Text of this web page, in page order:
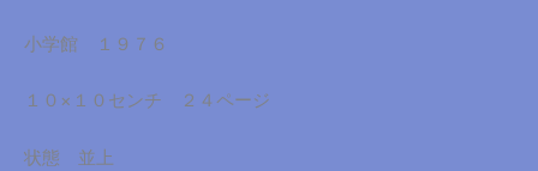
絵
７
個
小学館 １９７６
１０×１０センチ ２４ページ
状態 並上